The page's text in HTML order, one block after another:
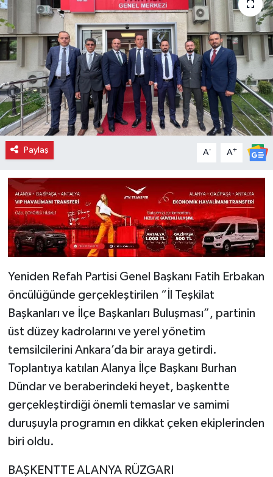
Paylaş A- A+
​Yeniden Refah Partisi Genel Başkanı Fatih Erbakan
öncülüğünde gerçekleştirilen “İl Teşkilat
Başkanları ve İlçe Başkanları Buluşması”, partinin
üst düzey kadrolarını ve yerel yönetim
temsilcilerini Ankara’da bir araya getirdi.
Toplantıya katılan Alanya İlçe Başkanı Burhan
Dündar ve beraberindeki heyet, başkentte
gerçekleştirdiği önemli temaslar ve samimi
duruşuyla programın en dikkat çeken ekiplerinden
biri oldu.
​BAŞKENTTE ALANYA RÜZGARI